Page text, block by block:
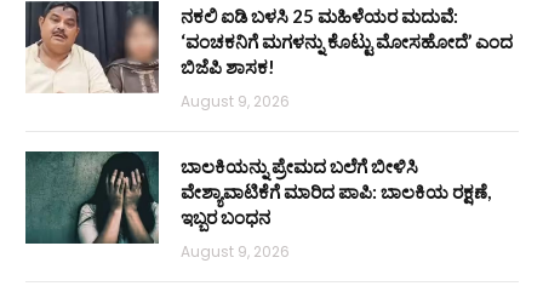
ನಕಲಿ ಐಡಿ ಬಳಸಿ 25 ಮಹಿಳೆಯರ ಮದುವೆ:
‘ವಂಚಕನಿಗೆ ಮಗಳನ್ನು ಕೊಟ್ಟು ಮೋಸಹೋದೆ’ ಎಂದ
ಬಿಜೆಪಿ ಶಾಸಕ!
August 9, 2026
ಬಾಲಕಿಯನ್ನು ಪ್ರೇಮದ ಬಲೆಗೆ ಬೀಳಿಸಿ
ವೇಶ್ಯಾವಾಟಿಕೆಗೆ ಮಾರಿದ ಪಾಪಿ: ಬಾಲಕಿಯ ರಕ್ಷಣೆ,
ಇಬ್ಬರ ಬಂಧನ
August 9, 2026